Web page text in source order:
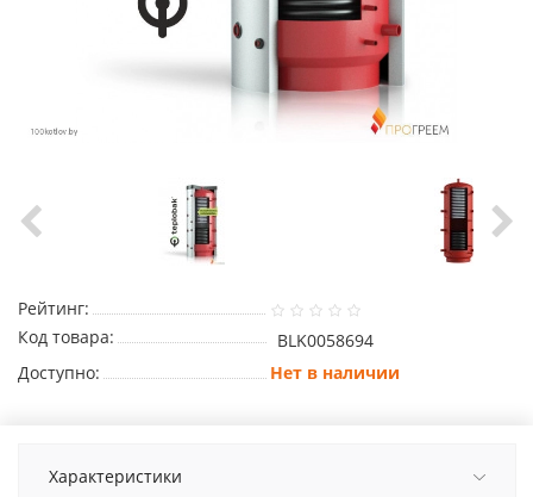
Рейтинг:
Код товара:
BLK0058694
Доступно:
Нет в наличии
Характеристики